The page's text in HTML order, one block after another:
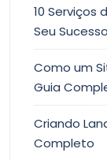
10 Serviços
Seu Sucesso
Como um
Guia
Criando
Completo